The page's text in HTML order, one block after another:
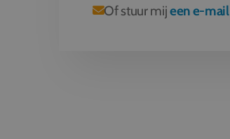
Of stuur mijeen e-mail